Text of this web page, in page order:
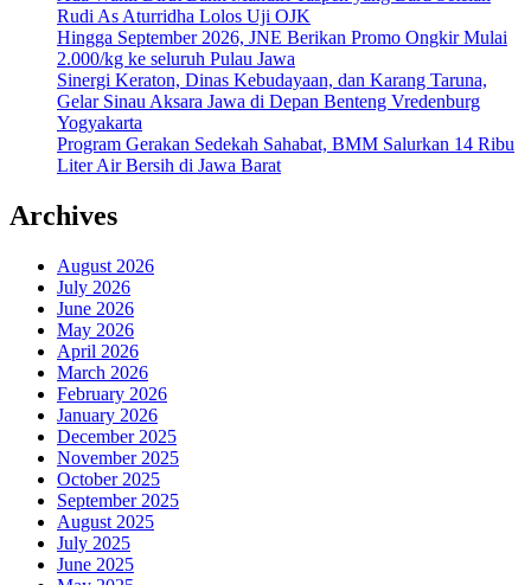
Rudi As Aturridha Lolos Uji OJK
Hingga September 2026, JNE Berikan Promo Ongkir Mulai
2.000/kg ke seluruh Pulau Jawa
Sinergi Keraton, Dinas Kebudayaan, dan Karang Taruna,
Gelar Sinau Aksara Jawa di Depan Benteng Vredenburg
Yogyakarta
Program Gerakan Sedekah Sahabat, BMM Salurkan 14 Ribu
Liter Air Bersih di Jawa Barat
Archives
August 2026
July 2026
June 2026
May 2026
April 2026
March 2026
February 2026
January 2026
December 2025
November 2025
October 2025
September 2025
August 2025
July 2025
June 2025